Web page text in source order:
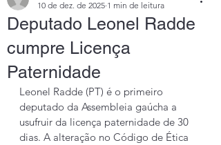
Deputado Leonel Radde
cumpre Licença
Paternidade
10 de dez. de 2025 1 min de leitura
Leonel Radde (PT) é o primeiro
deputado da Assembleia gaúcha a
usufruir da licença paternidade de 30
dias. A alteração no Código de Ética